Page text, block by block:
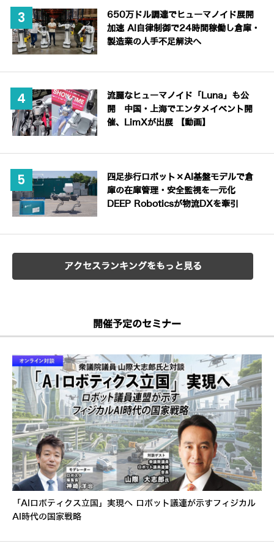
650万ドル調達でヒューマノイド展開
加速 AI自律制御で24時間稼働し倉庫・
製造業の人手不足解決へ
流麗なヒューマノイド「Luna」も公
開 中国・上海でエンタメイベント開
催、LimXが出展 【動画】
四足歩行ロボット×AI基盤モデルで倉
庫の在庫管理・安全監視を一元化
DEEP Roboticsが物流DXを牽引
アクセスランキングをもっと見る
開催予定のセミナー
「AIロボティクス立国」実現へ ロボット議連が示すフィジカル
AI時代の国家戦略